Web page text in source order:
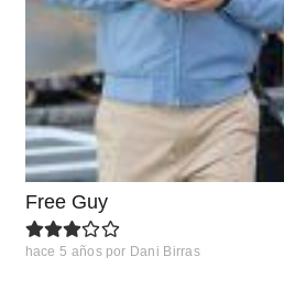
Free Guy
hace 5 años por Dani Birras